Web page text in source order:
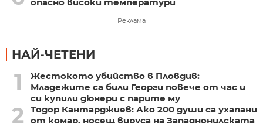
Реклама
НАЙ-ЧЕТЕНИ
1
Жестокото убийство в Пловдив:
Младежите са били Георги повече от час и
си купили дюнери с парите му
2
Тодор Кантарджиев: Ако 200 души са ухапани
от комар, носещ вируса на Западнонилската